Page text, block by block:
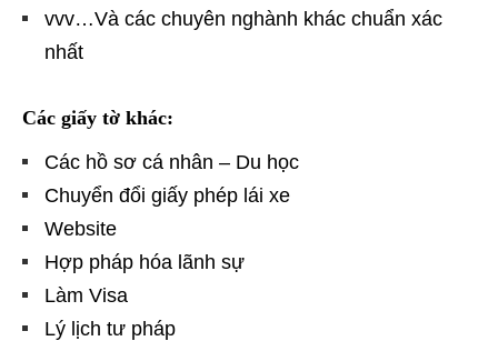
vvv…Và các chuyên nghành khác chuẩn xác
nhất
Các giấy tờ khác:
Các hồ sơ cá nhân – Du học
Chuyển đổi giấy phép lái xe
Website
Hợp pháp hóa lãnh sự
Làm Visa
Lý lịch tư pháp